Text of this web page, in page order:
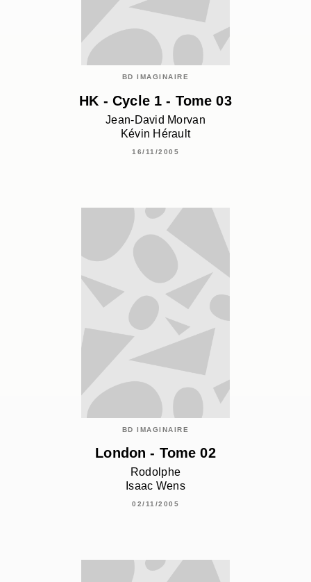
BD IMAGINAIRE
HK - Cycle 1 - Tome 03
Jean-David Morvan
Kévin Hérault
16/11/2005
BD IMAGINAIRE
London - Tome 02
Rodolphe
Isaac Wens
02/11/2005